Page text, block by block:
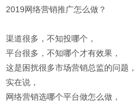
2019网络营销推广怎么做？
渠道很多，不知投哪个，
平台很多，不知哪个才有效果，
这是困扰很多市场营销总监的问题，
实在说，
网络营销选哪个平台做怎么做，